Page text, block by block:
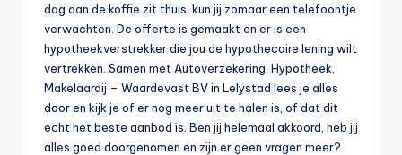
dag aan de koffie zit thuis, kun jij zomaar een telefoontje
verwachten. De offerte is gemaakt en er is een
hypotheekverstrekker die jou de hypothecaire lening wilt
vertrekken. Samen met Autoverzekering, Hypotheek,
Makelaardij – Waardevast BV in Lelystad lees je alles
door en kijk je of er nog meer uit te halen is, of dat dit
echt het beste aanbod is. Ben jij helemaal akkoord, heb jij
alles goed doorgenomen en zijn er geen vragen meer?